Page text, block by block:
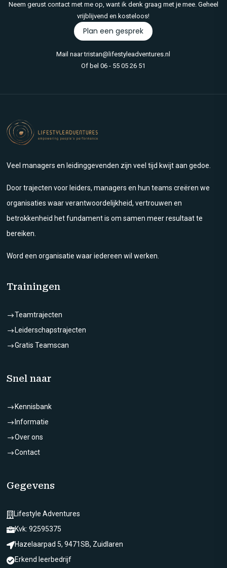
Neem gerust contact met me op, want ik denk graag met je mee. Geheel
vrijblijvend en kosteloos!
Plan een gesprek
Mail naartristan@lifestyleadventures.nl
Of bel06 - 55 05 26 51
Veel managers en leidinggevenden zijn veel tijd kwijt aan gedoe.
Door trajecten voor leiders, managers en hun teams creëren we
organisaties waar verantwoordelijkheid, vertrouwen en
betrokkenheid het fundament is om samen meer resultaat te
bereiken.
Word een organisatie waar iedereen wil werken.
Trainingen
$Teamtrajecten
$Leiderschapstrajecten
$Gratis Teamscan
Snel naar
$Kennisbank
$Informatie
$Over ons
$Contact
Gegevens
Lifestyle Adventures
Kvk: 92595375
Hazelaarpad 5, 9471SB, Zuidlaren
Erkend leerbedrijf